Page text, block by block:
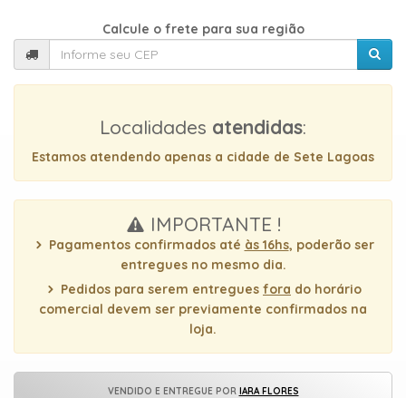
Envie-
nos
Calcule o frete para sua região
Localidades atendidas:
Estamos atendendo apenas a cidade de Sete Lagoas
IMPORTANTE !
Pagamentos confirmados até às 16hs, poderão ser
entregues no mesmo dia.
Pedidos para serem entregues fora do horário
comercial devem ser previamente confirmados na
loja.
VENDIDO E ENTREGUE POR IARA FLORES